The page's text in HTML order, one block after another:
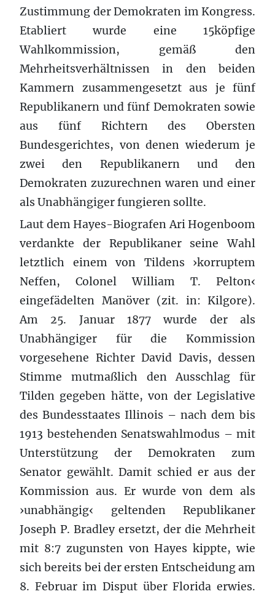
Zustimmung der Demokraten im Kongress.
Etabliert wurde eine 15köpfige
Wahlkommission, gemäß den
Mehrheitsverhältnissen in den beiden
Kammern zusammengesetzt aus je fünf
Republikanern und fünf Demokraten sowie
aus fünf Richtern des Obersten
Bundesgerichtes, von denen wiederum je
zwei den Republikanern und den
Demokraten zuzurechnen waren und einer
als Unabhängiger fungieren sollte.
Laut dem Hayes-Biografen Ari Hogenboom
verdankte der Republikaner seine Wahl
letztlich einem von Tildens ›korruptem
Neffen, Colonel William T. Pelton‹
eingefädelten Manöver (zit. in: Kilgore).
Am 25. Januar 1877 wurde der als
Unabhängiger für die Kommission
vorgesehene Richter David Davis, dessen
Stimme mutmaßlich den Ausschlag für
Tilden gegeben hätte, von der Legislative
des Bundesstaates Illinois – nach dem bis
1913 bestehenden Senatswahlmodus – mit
Unterstützung der Demokraten zum
Senator gewählt. Damit schied er aus der
Kommission aus. Er wurde von dem als
›unabhängig‹ geltenden Republikaner
Joseph P. Bradley ersetzt, der die Mehrheit
mit 8:7 zugunsten von Hayes kippte, wie
sich bereits bei der ersten Entscheidung am
8. Februar im Disput über Florida erwies.